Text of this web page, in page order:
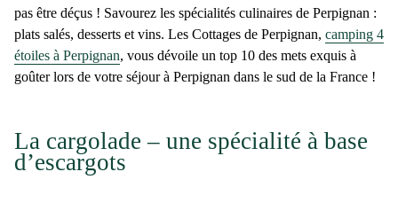
pas être déçus ! Savourez les spécialités culinaires de Perpignan :
plats salés, desserts et vins. Les Cottages de Perpignan, camping 4
étoiles à Perpignan, vous dévoile un top 10 des mets exquis à
goûter lors de votre séjour à Perpignan dans le sud de la France !
La cargolade – une spécialité à base
d’escargots